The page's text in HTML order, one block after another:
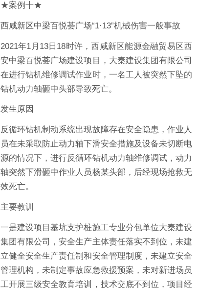
★案例十★
西咸新区中梁百悦荟广场“1·13”机械伤害一般事故
2021年1月13日18时许，西咸新区能源金融贸易区西
安中梁百悦荟广场建设项目，大秦建设集团有限公司
在进行钻机维修调试作业时，一名工人被突然下坠的
钻机动力轴砸中头部导致死亡。
发生原因
反循环钻机制动系统出现故障存在安全隐患，作业人
员在未采取防止动力轴下滑安全措施及设备未切断电
源的情况下，进行反循环钻机动力轴维修调试，动力
轴突然下滑砸中作业人员杨某头部，后经现场抢救无
效死亡。
主要教训
一是建设项目基坑支护桩施工专业分包单位大秦建设
集团有限公司，安全生产主体责任落实不到位，未建
立健全安全生产责任制和安全管理制度，未建立安全
管理机构，未制定事故应急救援预案，未对新进场员
工开展三级安全教育培训，技术交底不到位，项目经